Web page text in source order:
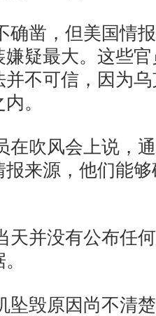
凿，但美国情报
疑最大。这些
不可信，因为
。
吹风会上说，通
来源，他们能
并没有公布任何
毁原因尚不清楚